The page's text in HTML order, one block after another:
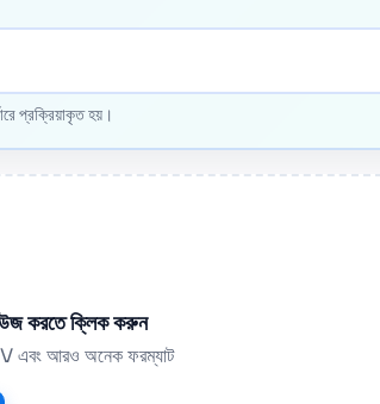
প্রক্রিয়াকৃত হয়।
করতে ক্লিক করুন
আরও অনেক ফরম্যাট